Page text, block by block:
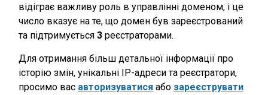
відіграє важливу роль в управлінні доменом, і це
число вказує на те, що домен був зареєстрований
та підтримується 3 реєстраторами.
Для отримання більш детальної інформації про
історію змін, унікальні IP-адреси та реєстратори,
просимо вас авторизуватися або зареєструвати